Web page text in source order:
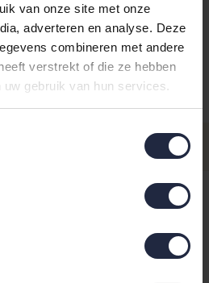
van onze site met onze
adverteren en analyse. Deze
combineren met andere
verstrekt of die ze hebben
gebruik van hun services.
Prijs
€44,95
Incl. BTW